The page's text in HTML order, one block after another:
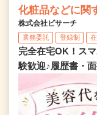
化粧品などに関
株式会社ビサーチ
業務委託 登録制
完全在宅OK！ス
験歓迎♪履歴書・